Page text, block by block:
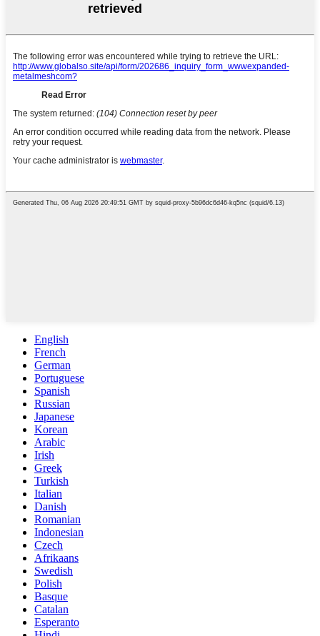
English
French
German
Portuguese
Spanish
Russian
Japanese
Korean
Arabic
Irish
Greek
Turkish
Italian
Danish
Romanian
Indonesian
Czech
Afrikaans
Swedish
Polish
Basque
Catalan
Esperanto